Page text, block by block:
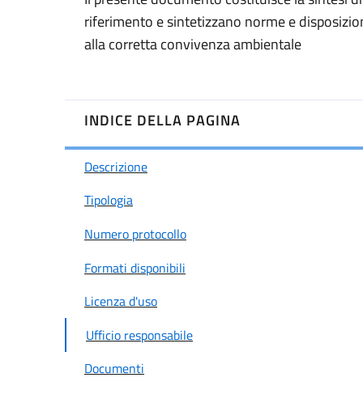
riferimento e sintetizzano norme e
alla corretta convivenza ambientale
INDICE DELLA PAGINA
Descrizione
Tipologia
Numero protocollo
Formati disponibili
Licenza d'uso
Ufficio responsabile
Documenti